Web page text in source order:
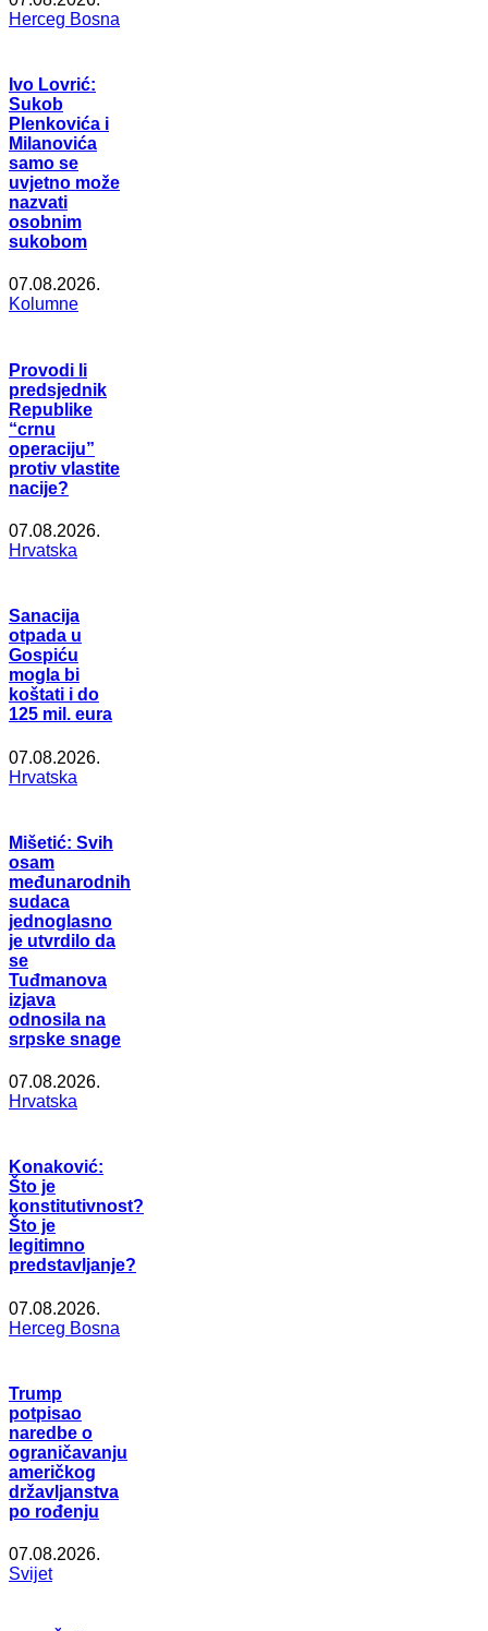
Herceg Bosna
Ivo Lovrić:
Sukob
Plenkovića i
Milanovića
samo se
uvjetno može
nazvati
osobnim
sukobom
07.08.2026.
Kolumne
Provodi li
predsjednik
Republike
“crnu
operaciju”
protiv vlastite
nacije?
07.08.2026.
Hrvatska
Sanacija
otpada u
Gospiću
mogla bi
koštati i do
125 mil. eura
07.08.2026.
Hrvatska
Mišetić: Svih
osam
međunarodnih
sudaca
jednoglasno
je utvrdilo da
se
Tuđmanova
izjava
odnosila na
srpske snage
07.08.2026.
Hrvatska
Konaković:
Što je
konstitutivnost?
Što je
legitimno
predstavljanje?
07.08.2026.
Herceg Bosna
Trump
potpisao
naredbe o
ograničavanju
američkog
državljanstva
po rođenju
07.08.2026.
Svijet